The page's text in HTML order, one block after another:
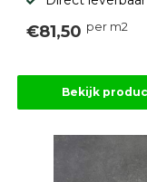
€81,50 per m2
Bekijk